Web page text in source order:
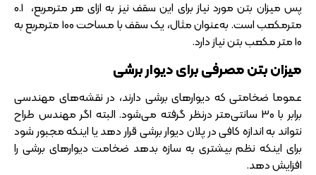
پس میزان بتن مورد نیاز برای این سقف نیز به ازای هر مترمربع، 0.1
مترمکعب است. به‌عنوان مثال، یک سقف با مساحت 100 مترمربع به
10 متر مکعب بتن نیاز دارد.
میزان بتن مصرفی برای دیوار برشی
عموما ضخامتی که دیوارهای برشی دارند، در نقشه‌های مهندسی
برابر با 30 سانتی‌متر درنظر گرفته می‌شود. البته اگر مهندس طراح
نتواند به اندازه کافی در پلان دیوار برشی قرار دهد یا اینکه مجبور شود
برای اینکه نظم بیشتری به سازه بدهد ضخامت دیوارهای برشی را
افزایش دهد.